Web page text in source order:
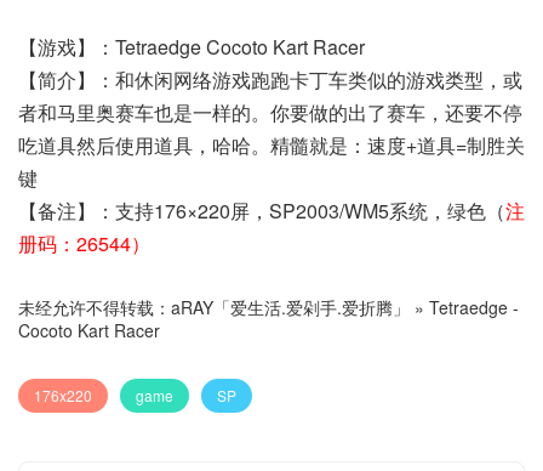
【游戏】：Tetraedge Cocoto Kart Racer
【简介】：和休闲网络游戏跑跑卡丁车类似的游戏类型，或
者和马里奥赛车也是一样的。你要做的出了赛车，还要不停
吃道具然后使用道具，哈哈。精髓就是：速度+道具=制胜关
键
【备注】：支持176×220屏，SP2003/WM5系统，绿色（注
册码：26544）
未经允许不得转载： aRAY「爱生活.爱剁手.爱折腾」 » Tetraedge -
Cocoto Kart Racer
176x220 game SP